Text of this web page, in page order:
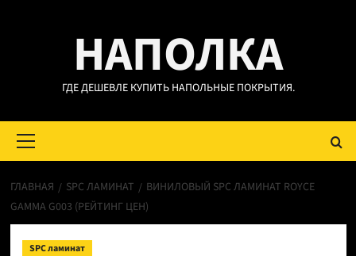
НАПОЛКА
ГДЕ ДЕШЕВЛЕ КУПИТЬ НАПОЛЬНЫЕ ПОКРЫТИЯ.
меню
ГЛАВНАЯ SPC ЛАМИНАТ
ВИНИЛОВЫЙ SPC ЛАМИНАТ ROYCE
GAMMA G003 (РЕЙТИНГ ЦЕН)
SPC ламинат